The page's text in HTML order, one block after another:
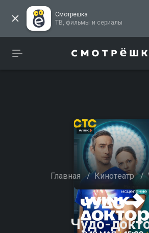
Смотрёшка
ТВ, фильмы и сериалы
Главная / Кинотеатр /
Чудо-